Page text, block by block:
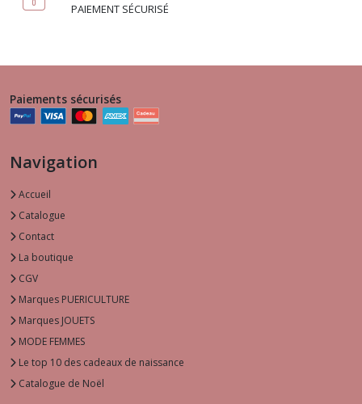
PAIEMENT SÉCURISÉ
Paiements sécurisés
Navigation
Accueil
Catalogue
Contact
La boutique
CGV
Marques PUERICULTURE
Marques JOUETS
MODE FEMMES
Le top 10 des cadeaux de naissance
Catalogue de Noël